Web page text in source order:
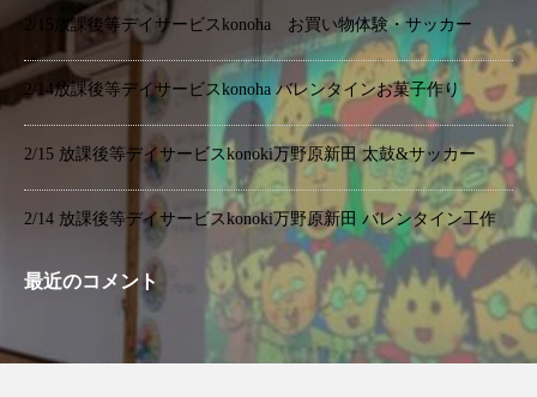
2/15放課後等デイサービスkonoha お買い物体験・サッカー
2/14放課後等デイサービスkonoha バレンタインお菓子作り
2/15 放課後等デイサービスkonoki万野原新田 太鼓&サッカー
2/14 放課後等デイサービスkonoki万野原新田 バレンタイン工作
最近のコメント